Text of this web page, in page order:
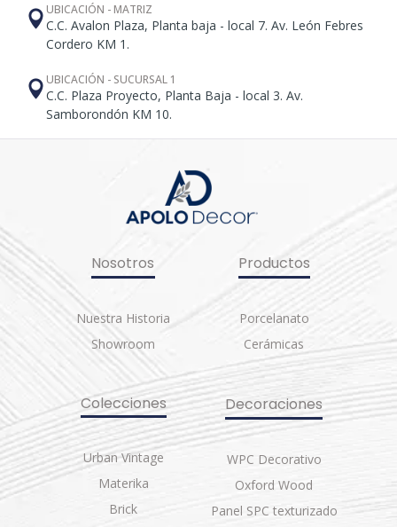
UBICACIÓN - MATRIZ
C.C. Avalon Plaza, Planta baja - local 7. Av. León Febres
Cordero KM 1.
UBICACIÓN - SUCURSAL 1
C.C. Plaza Proyecto, Planta Baja - local 3. Av.
Samborondón KM 10.
Nosotros
Nuestra Historia
Showroom
Productos
Porcelanato
Cerámicas
Colecciones
Urban Vintage
Materika
Brick
Decoraciones
WPC Decorativo
Oxford Wood
Panel SPC texturizado